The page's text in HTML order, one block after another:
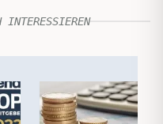
INTERESSIEREN